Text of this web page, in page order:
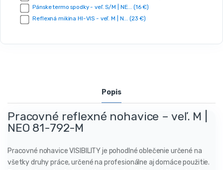
Pánske termo spodky - veľ. S/M | NE... (16 €)
Reflexná mikina HI-VIS - veľ. M | N... (23 €)
Popis
Pracovné reflexné nohavice – veľ. M |
NEO 81-792-M
Pracovné nohavice VISIBILITY je pohodlné oblečenie určené na
všetky druhy práce, určené na profesionálne aj domáce použitie.